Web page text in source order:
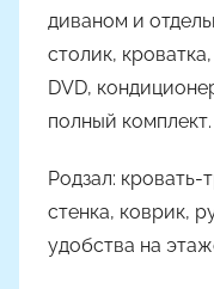
диваном и
столик,
DVD,
полный комплект.
Родзал:
стенка, коврик,
удобства на